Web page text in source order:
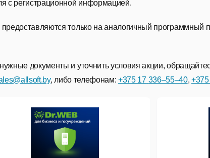
с регистрационной информацией.
только на аналогичный программный
документы и уточнить условия акции,
, либо телефонам:+375 17 336–55–40,